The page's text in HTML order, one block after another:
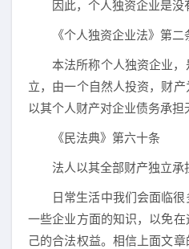
因此，个人独资企业是没
《个人独资企业法》第二
本法所称个人独资企业
立，由一个自然人投资，财
以其个人财产对企业债务承担
《民法典》第六十条
法人以其全部财产独立承
日常生活中我们会面临
一些企业方面的知识，以免
己的合法权益。相信上面文